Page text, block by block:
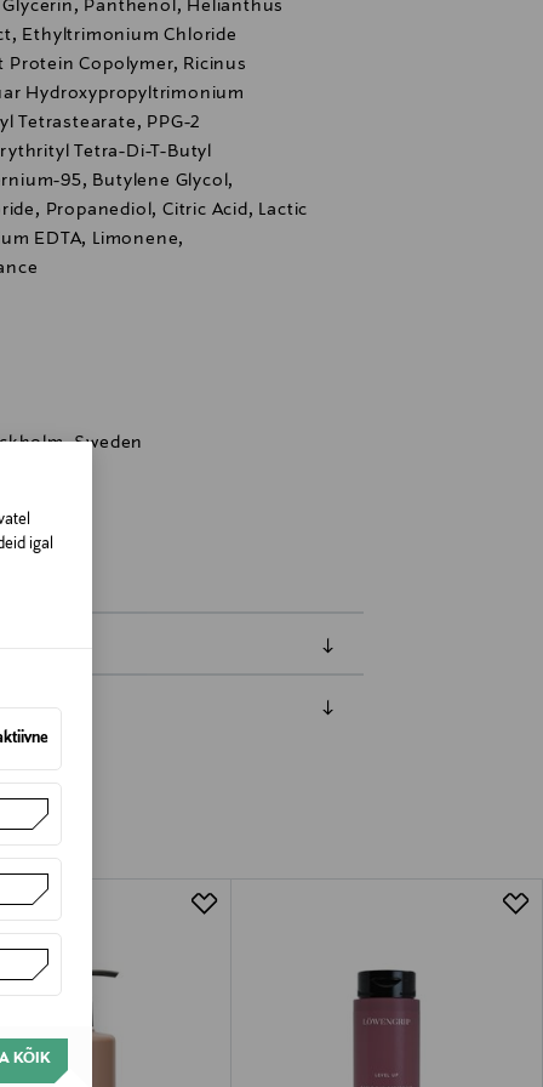
igal
KÕIK
Panthenol, Helianthus
Ethyltrimonium Chloride
Copolymer, Ricinus
Hydroxypropyltrimonium
Tetrastearate, PPG-2
Tetra-Di-T-Butyl
95, Butylene Glycol,
Propanediol, Citric Acid, Lactic
EDTA, Limonene,
Sweden
andev
Suletud pakendis toodete puhul
olema avamata originaalpakendis.